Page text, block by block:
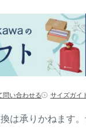
問い合わせる サイズガイ
は承りかねます